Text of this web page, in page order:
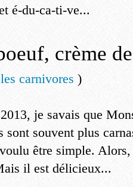
é-du-ca-ti-ve...
crème
carnivores )
je savais que
sont souvent plus
être simple.
il est délicieux...